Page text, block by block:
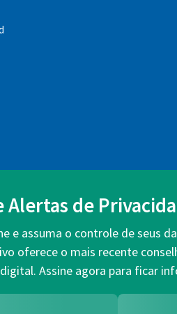
Alertas de
e assuma o controle de seus
oferece o mais recente
Assine agora para ficar